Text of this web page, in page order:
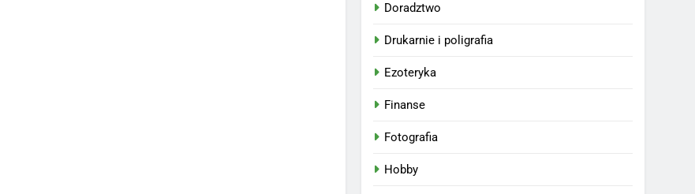
Doradztwo
Drukarnie i poligrafia
Ezoteryka
Finanse
Fotografia
Hobby